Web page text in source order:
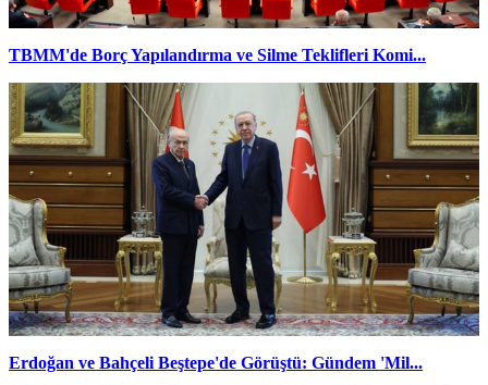
TBMM'de Borç Yapılandırma ve Silme Teklifleri Komi...
Erdoğan ve Bahçeli Beştepe'de Görüştü: Gündem 'Mil...